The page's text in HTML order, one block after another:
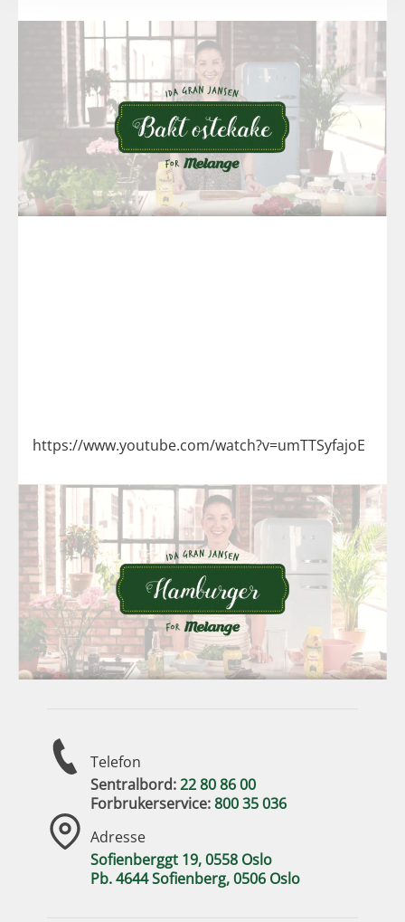
https://www.youtube.com/watch?v=umTTSyfajoE
Telefon
Sentralbord:22 80 86 00
Forbrukerservice:800 35 036
Adresse
Sofienberggt 19, 0558 Oslo
Pb. 4644 Sofienberg, 0506 Oslo